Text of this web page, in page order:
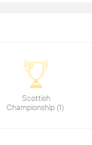
Scottish